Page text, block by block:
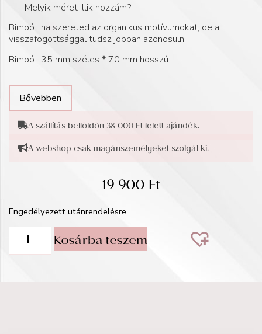
· Melyik méret illik hozzám?
Bimbó: ha szereted az organikus motívumokat, de a
visszafogottsággal tudsz jobban azonosulni.
Bimbó :35 mm széles * 70 mm hosszú
Bővebben
A szállítás belföldön 38 000 Ft felett ajándék.
A webshop csak magánszemélyeket szolgál ki.
19 900Ft
Engedélyezett utánrendelésre
Kosárba teszem